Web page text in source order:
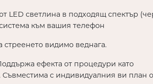
LED светлина в подходящ спектър
към вашия телефон
стреенето видимо веднага.
ефекта от процедури като
с индивидуалния ви план